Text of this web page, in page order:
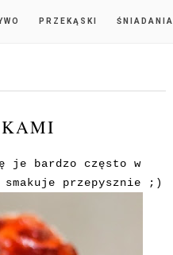
PRZEKĄSKI ŚNIADANIA
je bardzo często w
przepysznie ;)